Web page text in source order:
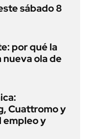
sábado 8
por qué la
ola de
Cuattromo y
empleo y